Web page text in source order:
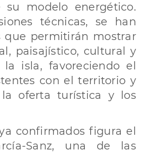
modelo energético.
técnicas, se han
que permitirán mostrar
paisajístico, cultural y
isla, favoreciendo el
con el territorio y
oferta turística y los
confirmados figura el
Sanz, una de las